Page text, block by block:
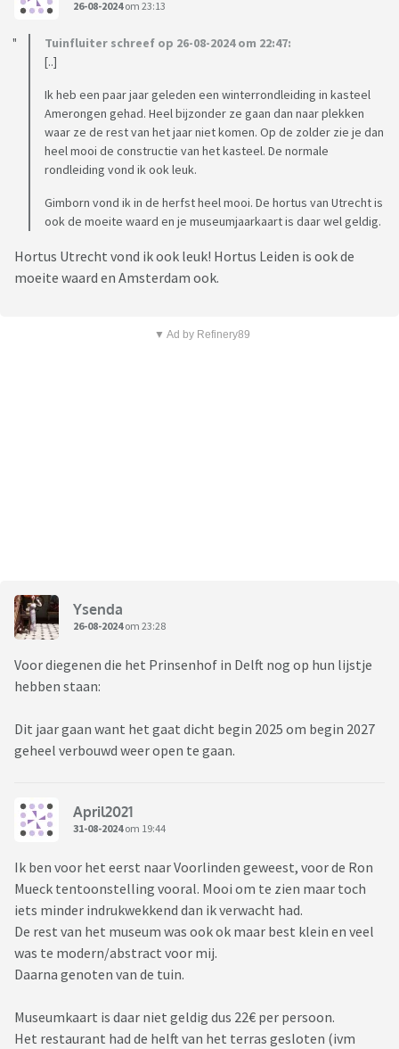
26-08-2024om 23:13
Tuinfluiter schreef op 26-08-2024 om 22:47:
[..]
Ik heb een paar jaar geleden een winterrondleiding in kasteel
Amerongen gehad. Heel bijzonder ze gaan dan naar plekken
waar ze de rest van het jaar niet komen. Op de zolder zie je dan
heel mooi de constructie van het kasteel. De normale
rondleiding vond ik ook leuk.
Gimborn vond ik in de herfst heel mooi. De hortus van Utrecht is
ook de moeite waard en je museumjaarkaart is daar wel geldig.
Hortus Utrecht vond ik ook leuk! Hortus Leiden is ook de
moeite waard en Amsterdam ook.
▼ Ad by Refinery89
Ysenda
26-08-2024om 23:28
Voor diegenen die het Prinsenhof in Delft nog op hun lijstje
hebben staan:
Dit jaar gaan want het gaat dicht begin 2025 om begin 2027
geheel verbouwd weer open te gaan.
April2021
31-08-2024om 19:44
Ik ben voor het eerst naar Voorlinden geweest, voor de Ron
Mueck tentoonstelling vooral. Mooi om te zien maar toch
iets minder indrukwekkend dan ik verwacht had.
De rest van het museum was ook ok maar best klein en veel
was te modern/abstract voor mij.
Daarna genoten van de tuin.
Museumkaart is daar niet geldig dus 22€ per persoon.
Het restaurant had de helft van het terras gesloten (ivm